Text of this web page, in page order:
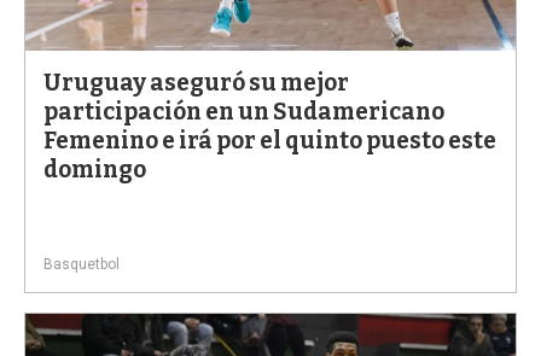
a
Uruguay aseguró su mejor
participación en un Sudamericano
Femenino e irá por el quinto puesto este
domingo
Basquetbol